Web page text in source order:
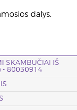
dalys.
SKAMBUČIAI IŠ
- 80030914